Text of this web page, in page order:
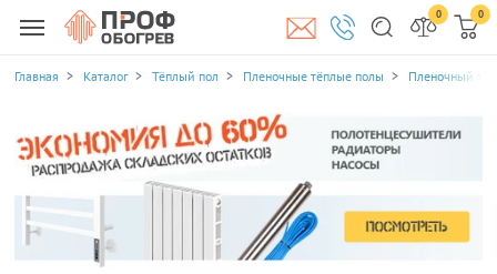
0 0
Главная Каталог Тёплый пол Пленочные тёплые полы Пленочный